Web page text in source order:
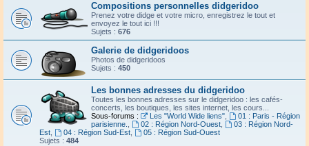
Compositions personnelles didgeridoo
Prenez votre didge et votre micro, enregistrez le tout et
envoyez le tout ici !!!
Sujets : 676
Galerie de didgeridoos
Photos de didgeridoos
Sujets : 450
Les bonnes adresses du didgeridoo
Toutes les bonnes adresses sur le didgeridoo : les cafés-
concerts, les boutiques, les sites internet, les cours...
Sous-forums :
Les "World Wide liens",
01 : Paris - Région
parisienne.
02 : Région Nord-Ouest,
03 : Région Nord-
Est
04 : Région Sud-Est,
05 : Région Sud-Ouest
Sujets : 484